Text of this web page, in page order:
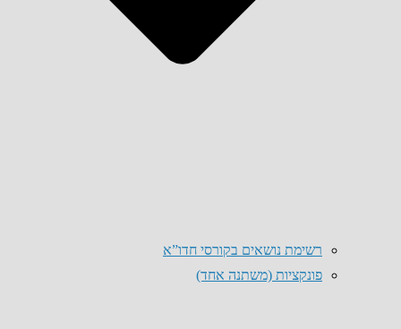
רשימת נושאים בקורסי חדו”א
פונקציות (משתנה אחד)